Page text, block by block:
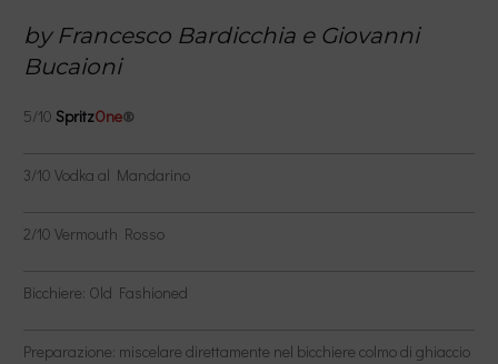
READY TO DRINK
lingue
by Francesco Bardicchia e Giovanni
Bucaioni
5/10 SpritzOne®
3/10 Vodka al Mandarino
2/10 Vermouth Rosso
Bicchiere: Old Fashioned
Preparazione: miscelare direttamente nel bicchiere colmo di ghiaccio